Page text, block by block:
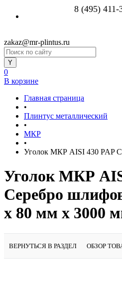
8 (495) 411-
zakaz@mr-plintus.ru
0
В корзине
Главная страница
•
Плинтус металлический
•
МКР
•
Уголок МКР AISI 430 PAP
Уголок МКР
Серебро
x 80 мм х 3000
ВЕРНУТЬСЯ В РАЗДЕЛ ОБЗОР